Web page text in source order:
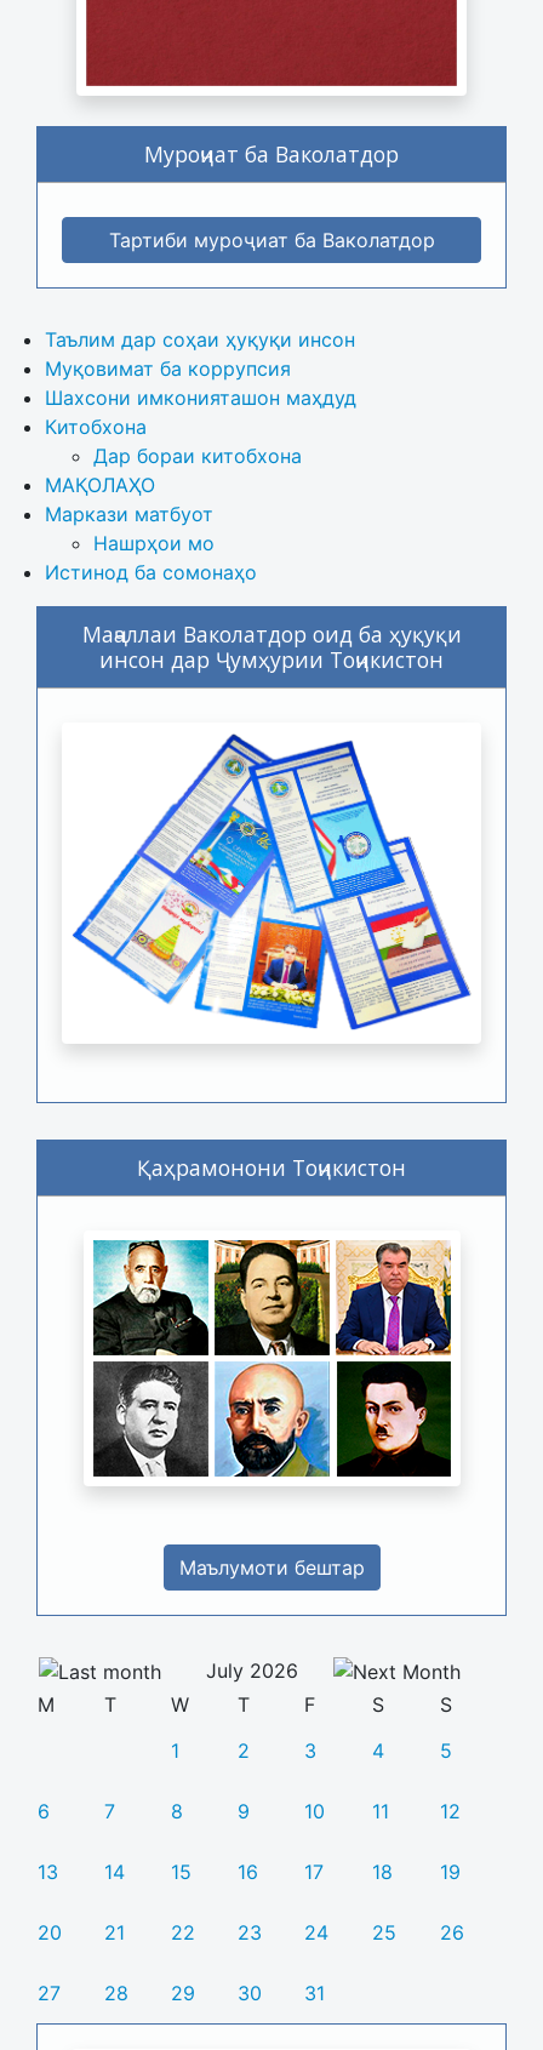
Муроҷиат ба Ваколатдор
Тартиби муроҷиат ба Ваколатдор
Таълим дар соҳаи ҳуқуқи инсон
Муқовимат ба коррупсия
Шахсони имконияташон маҳдуд
Китобхона
Дар бораи китобхона
МАҚОЛАҲО
Маркази матбуот
Нашрҳои мо
Истинод ба сомонаҳо
Маҷаллаи Ваколатдор оид ба ҳуқуқи
инсон дар Ҷумҳурии Тоҷикистон
Қаҳрамонони Тоҷикистон
Маълумоти бештар
July 2026
M
T W T F S
S
1
2 3 4 5
6 7 8 9 10 11 12
13 14 15 16 17 18 19
20 21 22 23 24 25 26
27 28 29 30 31